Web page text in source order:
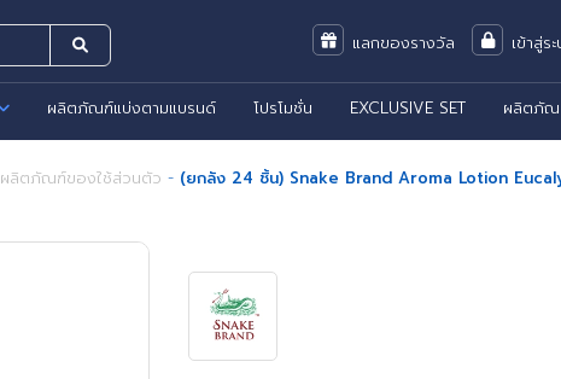
แลกของรางวัล เข้าสู่ร
ผลิตภัณฑ์แบ่งตามแบรนด์ โปรโมชั่น EXCLUSIVE SET ผลิตภั
ผลิตภัณฑ์ของใช้ส่วนตัว - (ยกลัง 24 ชิ้น) Snake Brand Aroma Lotion